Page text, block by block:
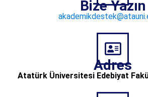
Bize Yazın
Adres
Atatürk Üniversitesi Edebiyat